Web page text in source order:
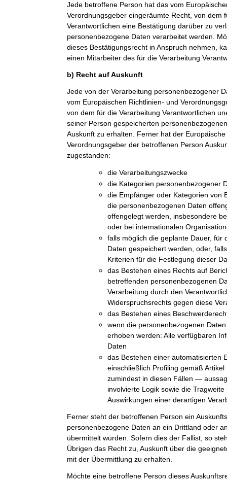
Jede betroffene Person hat das vom
Verordnungsgeber eingeräumte Recht, von dem
Verantwortlichen eine Bestätigung darüber zu
personenbezogene Daten verarbeitet werden.
dieses Bestätigungsrecht in Anspruch nehmen,
einen Mitarbeiter des für die Verarbeitung
b) Recht auf Auskunft
Jede von der Verarbeitung personenbezogener
vom Europäischen Richtlinien- und
von dem für die Verarbeitung Verantwortlichen
seiner Person gespeicherten
Auskunft zu erhalten. Ferner hat der
Verordnungsgeber der betroffenen Person
zugestanden:
die Verarbeitungszwecke
die Kategorien personenbezogener
die Empfänger oder Kategorien von
die personenbezogenen Daten
offengelegt werden, insbesondere
oder bei internationalen
falls möglich die geplante Dauer, für
Daten gespeichert werden, oder,
Kriterien für die Festlegung dieser
das Bestehen eines Rechts auf
betreffenden personenbezogenen
Verarbeitung durch den
Widerspruchsrechts gegen diese
das Bestehen eines
wenn die personenbezogenen
erhoben werden: Alle verfügbaren
Daten
das Bestehen einer automatisierten
einschließlich Profiling gemäß
zumindest in diesen Fällen —
involvierte Logik sowie die
Auswirkungen einer derartigen
Ferner steht der betroffenen Person ein
personenbezogene Daten an ein Drittland oder
übermittelt wurden. Sofern dies der Fallist, so
Übrigen das Recht zu, Auskunft über die
mit der Übermittlung zu erhalten.
Möchte eine betroffene Person dieses